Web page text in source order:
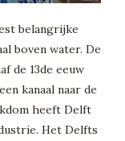
belangrijke
boven water. De
de 13de eeuw
kanaal naar de
heeft Delft
Het Delfts